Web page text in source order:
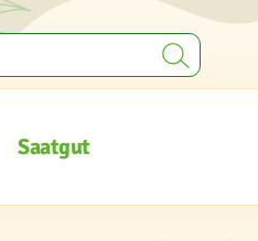
Saatgut